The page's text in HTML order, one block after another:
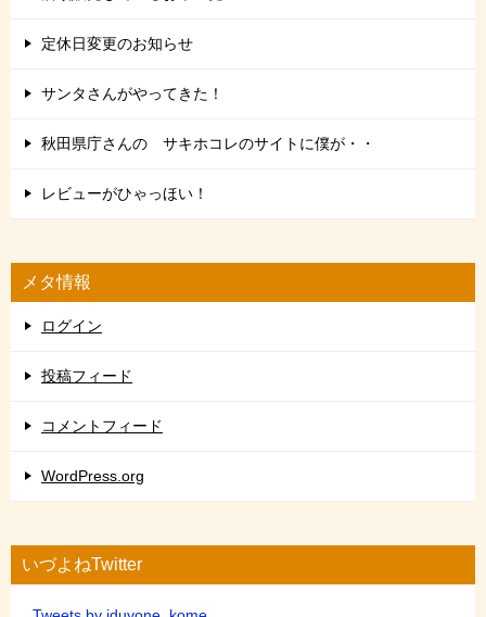
定休日変更のお知らせ
サンタさんがやってきた！
秋田県庁さんの サキホコレのサイトに僕が・・
レビューがひゃっほい！
メタ情報
ログイン
投稿フィード
コメントフィード
WordPress.org
いづよねTwitter